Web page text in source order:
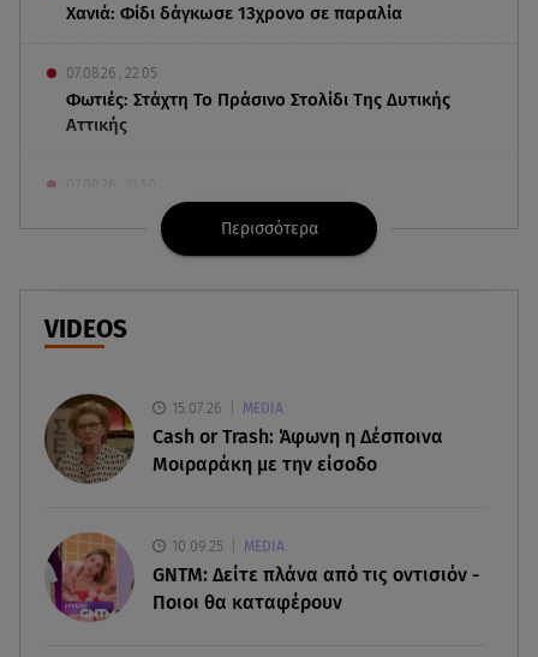
Χανιά: Φίδι δάγκωσε 13χρονο σε παραλία
07.08.26 , 22:05
Φωτιές: Στάχτη Το Πράσινο Στολίδι Της Δυτικής
Αττικής
«Συμφωνία της Μέκκας» για Τουρκία – Σαουδική
Αραβία - Πακιστάν
07.08.26 , 21:50
Καιρός: Έρχονται ξανά 40άρια - Σε ποιες περιοχές
Κρήτη: Τουρίστας ρωτούσε πόσο να πληρώσει
για να ασελγήσει σε 10χρονη
αριθμοί για τα 32.000.000 ευρώ
07.08.26 , 21:03
Περισσότερα
VIDEOS
15.07.26 MEDIA
Cash or Trash: Άφωνη η Δέσποινα
Μοιραράκη με την είσοδο
10.09.25 MEDIA
GNTM: Δείτε πλάνα από τις οντισιόν -
Ποιοι θα καταφέρουν